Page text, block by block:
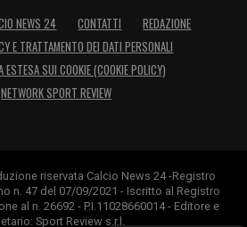
NEWS 24 CONTATTI
REDAZIONE
E TRATTAMENTO DEI DATI PERSONALI
ESTESA SUI COOKIE (COOKIE POLICY)
NETWORK SPORT REVIEW
riservata Calcio News 24 -Registro
n. 47 del 07/09/2021 - Iscritto al Registro
al n. 26692 - P.I.11028660014 - Editore e
Sport Review s.r.l.